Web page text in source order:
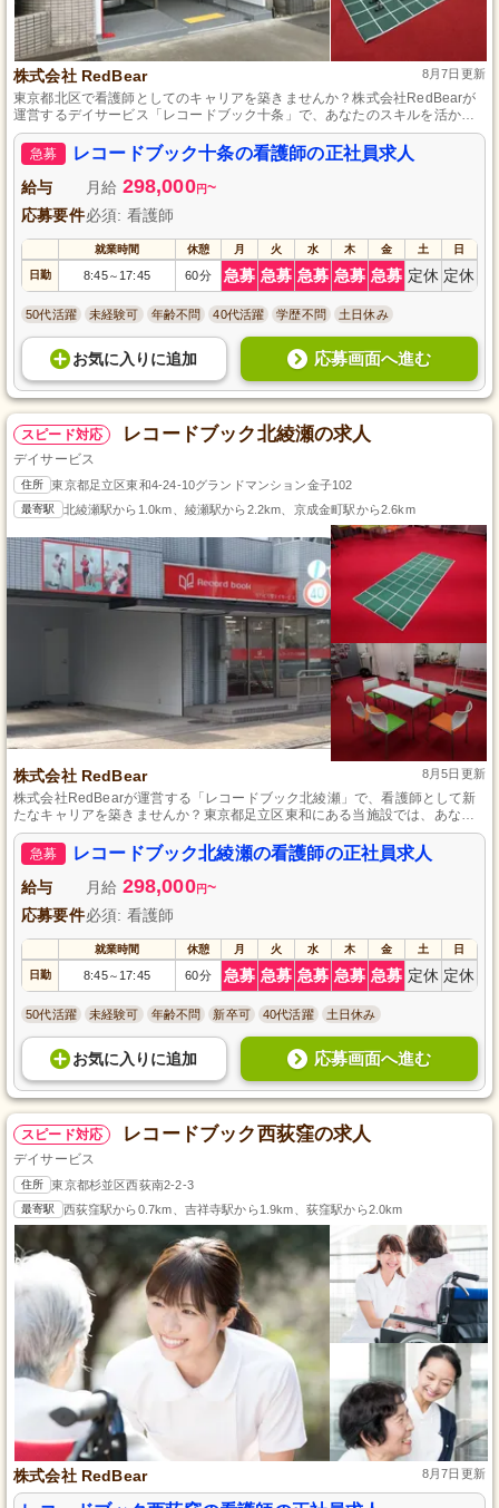
株式会社 RedBear 8月7日更新
東京都北区で看護師としてのキャリアを築きませんか？株式会社RedBearが
運営するデイサービス「レコードブック十条」で、あなたのスキルを活か
し、利用者様の健康管理と明るい毎日を支える重要な役割を担えます。正社
員として安定した環境で働きながら、地域社会に貢献するやりがいを感じら
れる職場です。流通の良い東京都北区上十条に位置し、通勤も便利です。一
緒に利用者様の笑顔を作り出す日々を送りましょう。
急募 レコードブック十条の看護師の正社員求人
給与 月給 298,000円~
応募要件必須: 看護師
就業時間 休憩 月 火 水 木 金 土 日
日勤 8:45～ 17:45 60分 急募 急募 急募 急募 急募 定休 定休
50代活躍 未経験可 年齢不問 40代活躍 学歴不問 土日休み
お気に入り に追加 応募画面へ進む
スピード対応 レコードブック北綾瀬の求人
デイサービス
住所 東京都足立区東和4-24-10グランドマンション金子102
最寄駅 北綾瀬駅から1.0km、綾瀬駅から2.2km、京成金町駅から2.6km
株式会社 RedBear 8月5日更新
株式会社RedBearが運営する「レコードブック北綾瀬」で、看護師として新
たなキャリアを築きませんか？東京都足立区東和にある当施設では、あなた
の資格と知識を活かし、地域の利用者様一人ひとりの健康管理を行う看護師
を募集しています。安定した正社員雇用で、アットホームな環境の中、ご自
身の技術を最大限に発揮できる職場です。地域社会に貢献しながら、多くの
笑顔を生み出すやりがいを感じられる仕事です。職員同士のサポート体制も
充実しています。
急募 レコードブック北綾瀬の看護師の正社員求人
給与 月給 298,000円~
応募要件必須: 看護師
就業時間 休憩 月 火 水 木 金 土 日
日勤 8:45～ 17:45 60分 急募 急募 急募 急募 急募 定休 定休
50代活躍 未経験可 年齢不問 新卒可 40代活躍 土日休み
お気に入り に追加 応募画面へ進む
スピード対応 レコードブック西荻窪の求人
デイサービス
住所 東京都杉並区西荻南2-2-3
最寄駅 西荻窪駅から0.7km、吉祥寺駅から1.9km、荻窪駅から2.0km
株式会社 RedBear 8月7日更新